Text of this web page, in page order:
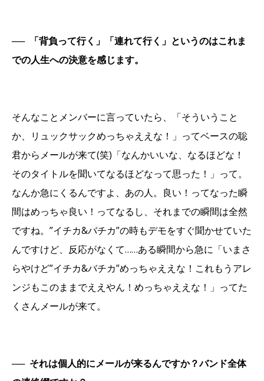
──
「背負って行く」「連れて行く」というのはこれま
での人生への決意を感じます。
そんなことメンバーに言っていたら、「そういうこと
か、リュックサックめっちゃええな！」ってベースの聡
君からメールが来て(笑)「なんかいいな、なるほどな！
そのタイトルを聞いてなるほどなって思った！」って。
なんか急にくるんですよ、あの人。良い！ってなった瞬
間はめっちゃ良い！ってなるし、それまでの瞬間は全然
ですね。”イチカ&バチカ”の時もデモをすぐ聞かせていた
んですけど、反応がなくて……ある瞬間から急に「いまさ
らやけど”イチカ&バチカ”めっちゃええな！これもうアレ
ンジもこのままでええやん！めっちゃええな！」ってた
くさんメールが来て。
── それは個人的にメールが来るんですか？バンド全体